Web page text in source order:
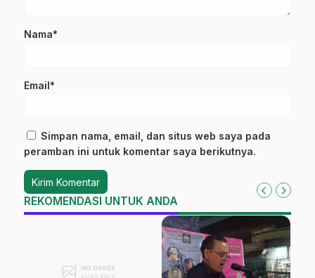
Nama*
Email*
Simpan nama, email, dan situs web saya pada
peramban ini untuk komentar saya berikutnya.
REKOMENDASI UNTUK ANDA